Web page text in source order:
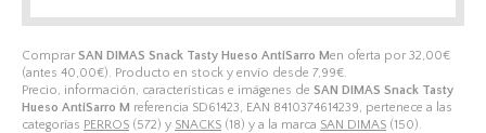
Comprar SAN DIMAS Snack Tasty Hueso AntiSarro Men oferta por 32,00€
(antes 40,00€). Producto en stock y envío desde 7,99€
Precio, información, características e imágenes de SAN DIMAS Snack Tasty
Hueso AntiSarro M referencia SD61423, EAN 8410374614239, pertenece a las
categorías PERROS (572) y SNACKS (18) y a la marca SAN DIMAS (150).